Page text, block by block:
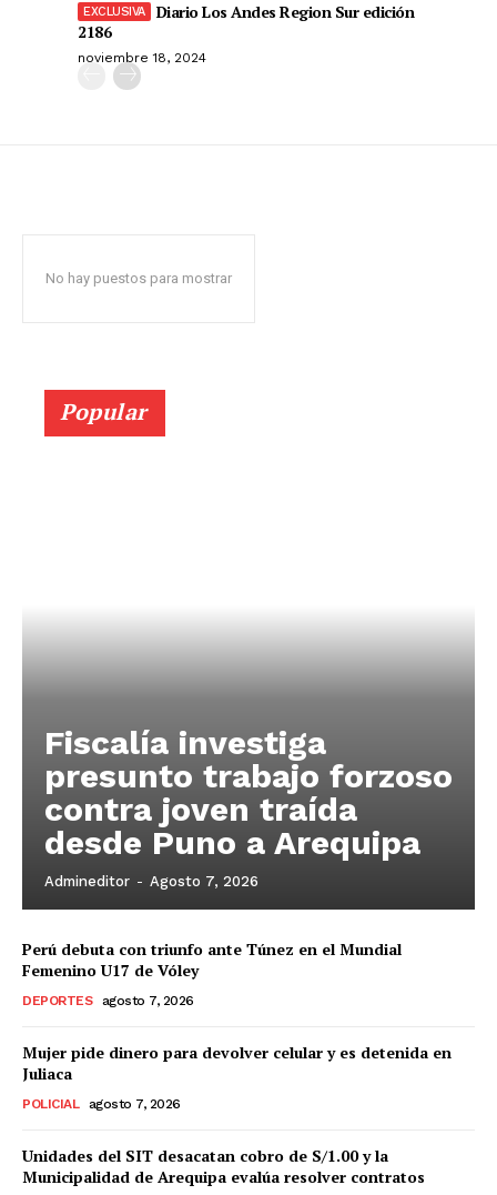
Diario Los Andes Region Sur edición
2186
noviembre 18, 2024
No hay puestos para mostrar
Popular
Fiscalía investiga
presunto trabajo forzoso
contra joven traída
desde Puno a Arequipa
Admineditor - Agosto 7, 2026
Perú debuta con triunfo ante Túnez en el Mundial
Femenino U17 de Vóley
DEPORTES agosto 7, 2026
Mujer pide dinero para devolver celular y es detenida en
Juliaca
POLICIAL agosto 7, 2026
Unidades del SIT desacatan cobro de S/1.00 y la
Municipalidad de Arequipa evalúa resolver contratos